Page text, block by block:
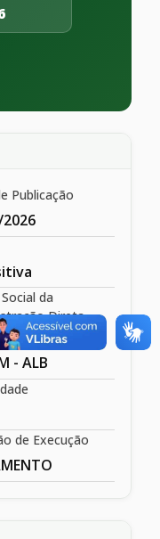
Publicação
da
Direta
LAÇOS
- ALB
de Execução